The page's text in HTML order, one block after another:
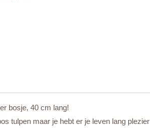
bosje, 40 cm lang!
tulpen maar je hebt er je leven lang plezier